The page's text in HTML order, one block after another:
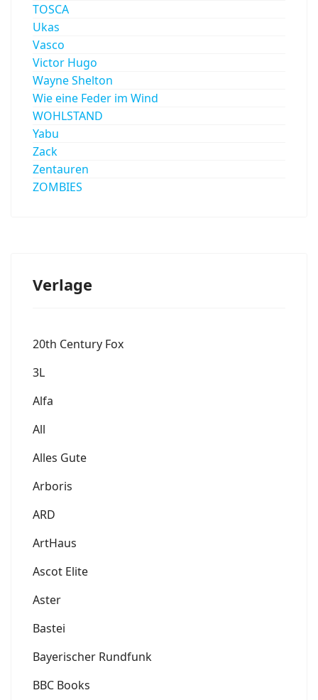
TOSCA
Ukas
Vasco
Victor Hugo
Wayne Shelton
Wie eine Feder im Wind
WOHLSTAND
Yabu
Zack
Zentauren
ZOMBIES
Verlage
20th Century Fox
3L
Alfa
All
Alles Gute
Arboris
ARD
ArtHaus
Ascot Elite
Aster
Bastei
Bayerischer Rundfunk
BBC Books